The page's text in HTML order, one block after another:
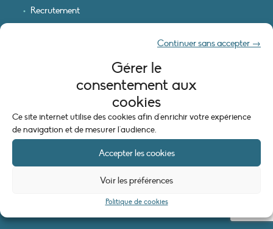
Gérer le
consentement aux
cookies
Ce site internet utilise des cookies afin d'enrichir votre expérience
de navigation et de mesurer l'audience.
Accepter les cookies
Continuer sans accepter →
Voir les préférences
Politique de cookies
Recrutement
INFORMATIONS LÉGALES
Mentions légales
Politique de cookies (UE)